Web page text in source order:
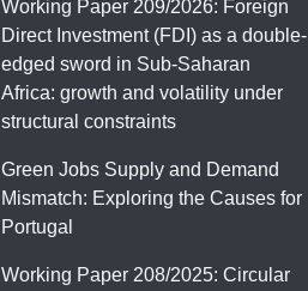
Working Paper 209/2026: Foreign
Direct Investment (FDI) as a double-
edged sword in Sub-Saharan
Africa: growth and volatility under
structural constraints
Green Jobs Supply and Demand
Mismatch: Exploring the Causes for
Portugal
Working Paper 208/2025: Circular